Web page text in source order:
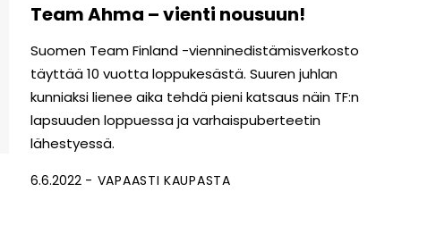
Team Ahma – vienti nousuun!
Suomen Team Finland -viennin­edistämisverkosto
täyttää 10 vuotta loppu­kesästä. Suuren juhlan
kunniaksi lienee aika tehdä pieni katsaus näin TF:n
lapsuuden loppuessa ja varhaispuberteetin
lähestyessä.
6.6.2022 VAPAASTI KAUPASTA